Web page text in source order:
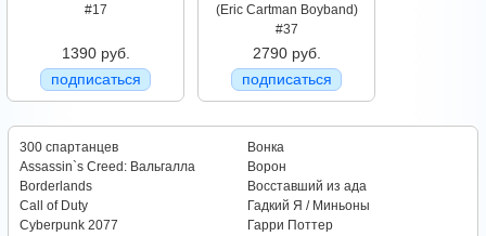
#17
1390 руб.
подписаться
(Eric Cartman Boyband)
#37
2790 руб.
подписаться
300 спартанцев
Assassin`s Creed: Вальгалла
Borderlands
Call of Duty
Cyberpunk 2077
Вонка
Ворон
Восставший из ада
Гадкий Я / Миньоны
Гарри Поттер